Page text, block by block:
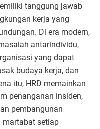
tanggung jawab
kerja yang
Di era modern,
antarindividu,
yang dapat
budaya kerja, dan
itu, HRD memainkan
penanganan insiden,
pembangunan
martabat setiap